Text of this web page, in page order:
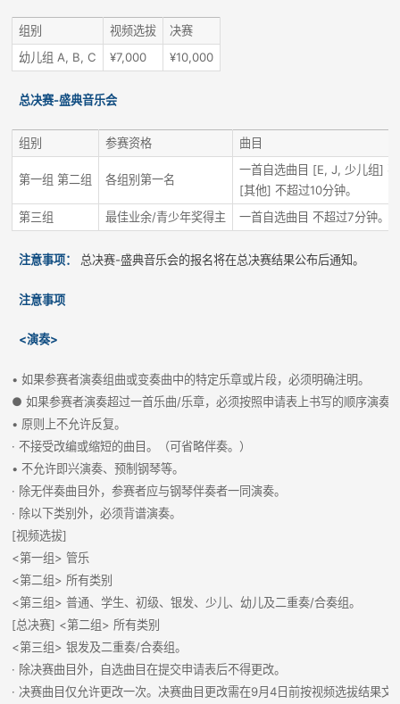
组别 视频选拔
决赛
幼儿组 A, B, C
¥7,000 ¥10,000
总决赛-盛典音乐会
组别 参赛资格 曲目
第一组 第二组 各组别第一名
一首自选曲目 [E, J, 少儿组]
[其他] 不超过10分钟。
第三组
最佳业余/青少年奖得主 一首自选曲目 不超过7分钟。
注意事项： 总决赛-盛典音乐会的报名将在总决赛结果公布后通知。
注意事项
<演奏>
• 如果参赛者演奏组曲或变奏曲中的特定乐章或片段，必须明确注明。
● 如果参赛者演奏超过一首乐曲/乐章，必须按照申请表上书写的顺序演奏
• 原则上不允许反复。
· 不接受改编或缩短的曲目。（可省略伴奏。）
• 不允许即兴演奏、预制钢琴等。
· 除无伴奏曲目外，参赛者应与钢琴伴奏者一同演奏。
· 除以下类别外，必须背谱演奏。
[视频选拔]
<第一组> 管乐
<第二组> 所有类别
<第三组> 普通、学生、初级、银发、少儿、幼儿及二重奏/合奏组。
[总决赛] <第二组> 所有类别
<第三组> 银发及二重奏/合奏组。
· 除决赛曲目外，自选曲目在提交申请表后不得更改。
· 决赛曲目仅允许更改一次。决赛曲目更改需在9月4日前按视频选拔结果文